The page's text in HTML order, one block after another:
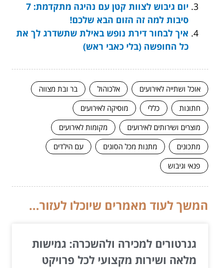
יום גיבוש לצוות קטן עם נהיגה מתקדמת: 7
סיבות למה זה הזום הבא שלכם!
איך לבחור דירת נופש באילת שתשדרג לך את
כל החופשה (בלי כאבי ראש)
אוכל ושתייה לאירועים אלכוהול
בר ובת מצווה
חתונות
כללי
מוסיקה לאירועים
מוצרים ושירותים לאירועים
מקומות לאירועים
מתכונים
מתנות מכל הסוגים
עם הילדים
פנאי וגיבוש
המשך לעוד מאמרים שיוכלו לעזור...
גנרטורים למכירה ולהשכרה: גמישות
מלאה ושירות מקצועי לכל פרויקט